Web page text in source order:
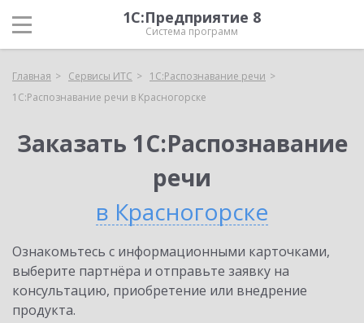
1С:Предприятие 8
Система программ
Главная Сервисы ИТС
1С:Распознавание речи
1С:Распознавание речи в Красногорске
Заказать 1С:Распознавание
речи
в Красногорске
Ознакомьтесь с информационными карточками,
выберите партнёра и отправьте заявку на
консультацию, приобретение или внедрение
продукта.